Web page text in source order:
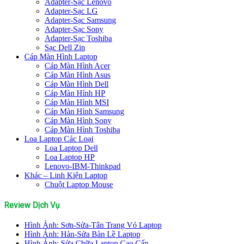
Adapter-Sạc Lenovo
Adapter-Sạc LG
Adapter-Sạc Samsung
Adapter-Sạc Sony
Adapter-Sạc Toshiba
Sạc Dell Zin
Cáp Màn Hình Laptop
Cáp Màn Hình Acer
Cáp Màn Hình Asus
Cáp Màn Hình Dell
Cáp Màn Hình HP
Cáp Màn Hình MSI
Cáp Màn Hình Samsung
Cáp Màn Hình Sony
Cáp Màn Hình Toshiba
Loa Laptop Các Loại
Loa Laptop Dell
Loa Laptop HP
Lenovo-IBM-Thinkpad
Khác – Linh Kiện Laptop
Chuột Laptop Mouse
Review Dịch Vụ
Hình Ảnh: Sơn-Sửa-Tân Trang Vỏ Laptop
Hình Ảnh: Hàn-Sửa Bàn Lề Laptop